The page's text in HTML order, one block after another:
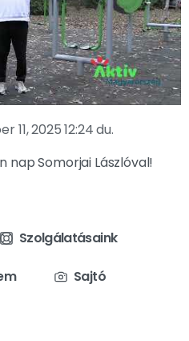
11, 2025 12:24 du.
nap Somorjai Lászlóval!
Szolgálatásaink
Sajtó